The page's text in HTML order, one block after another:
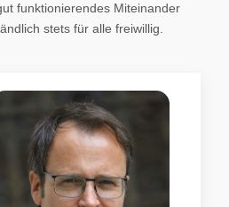
funktionierendes Miteinander
stets für alle freiwillig.